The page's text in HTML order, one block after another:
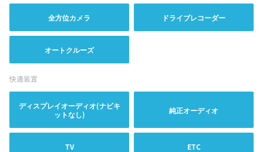
全方位カメラ ドライブレコーダー
オートクルーズ
快適装置
ディスプレイオーディオ(ナビキ
ットなし)
純正オーディオ
TV ETC